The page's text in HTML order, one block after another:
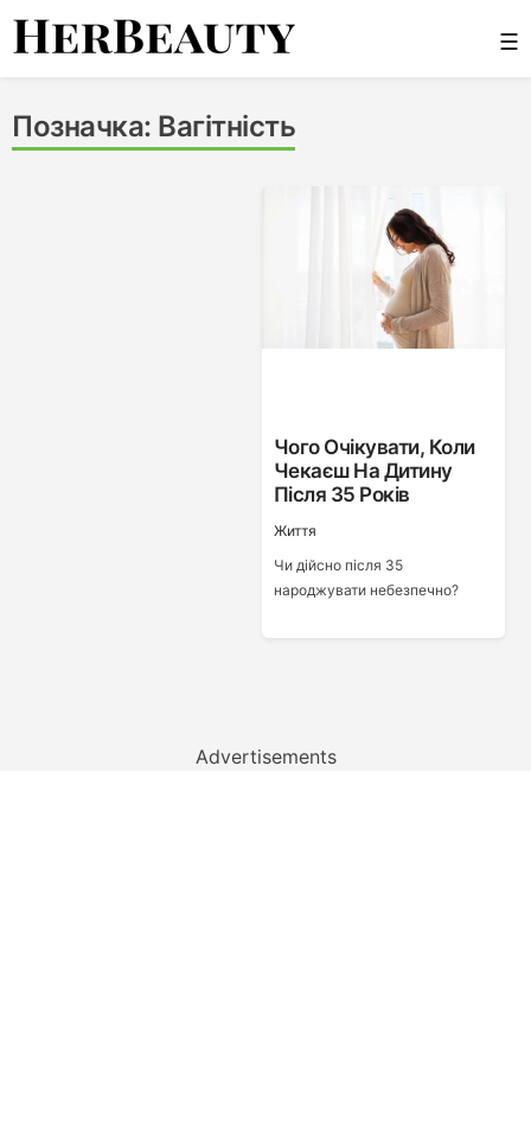
Skip
☰
Позначка: Вагітність
Чого Очікувати, Коли
Чекаєш На Дитину
Після 35 Років
Життя
Чи дійсно після 35
народжувати небезпечно?
Advertisements